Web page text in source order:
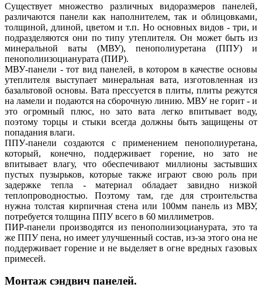
Существует множество различных видоразмеров панелей,
различаются панели как наполнителем, так и облицовками,
толщиной, длиной, цветом и т.п. Но основных видов - три, и
подразделяются они по типу утеплителя. Он может быть из
минеральной ваты (МВУ), пенополиуретана (ППУ) и
пенополиизоцианурата (ПИР).
МВУ-панели - тот вид панелей, в котором в качестве основы
утеплителя выступает минеральная вата, изготовленная из
базальтовой основы. Вата прессуется в плиты, плиты режутся
на ламели и подаются на сборочную линию. МВУ не горит - и
это огромный плюс, но зато вата легко впитывает воду,
поэтому торцы и стыки всегда должны быть защищены от
попадания влаги.
ППУ-панели создаются с применением пенополиуретана,
который, конечно, поддерживает горение, но зато не
впитывает влагу, что обеспечивают миллионы застывших
пустых пузырьков, которые также играют свою роль при
задержке тепла - материал обладает завидно низкой
теплопроводностью. Поэтому там, где для строительства
нужна толстая кирпичная стена или 100мм панель из МВУ,
потребуется толщина ППУ всего в 60 миллиметров.
ПИР-панели производятся из пенополиизоцианурата, это та
же ППУ пена, но имеет улучшенный состав, из-за этого она не
поддерживает горение и не выделяет в огне вредных газовых
примесей.
Монтаж сэндвич панелей.